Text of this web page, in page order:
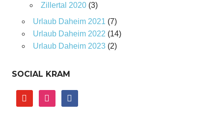
Zillertal 2020(3)
Urlaub Daheim 2021 (7)
Urlaub Daheim 2022 (14)
Urlaub Daheim 2023(2)
SOCIAL KRAM
youtube instagramfacebook